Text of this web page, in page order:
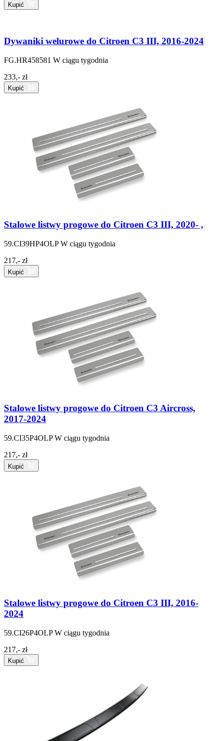
Kupić
Dywaniki welurowe do Citroen C3 III, 2016-2024
FG.HR458581 W ciągu tygodnia
233,- zł
Kupić
Stalowe listwy progowe do Citroen C3 III, 2020- ,
59.CI39HP4OLP W ciągu tygodnia
217,- zł
Kupić
Stalowe listwy progowe do Citroen C3 Aircross,
2017-2024
59.CI35P4OLP W ciągu tygodnia
217,- zł
Kupić
Stalowe listwy progowe do Citroen C3 III, 2016-
2024
59.CI26P4OLP W ciągu tygodnia
217,- zł
Kupić